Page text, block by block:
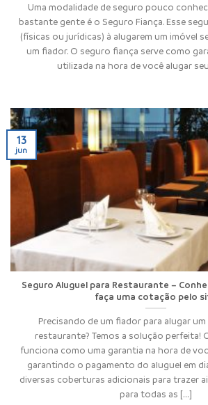
Uma modalidade de seguro pouco
bastante gente é o Seguro Fiança. Esse
(físicas ou jurídicas) à alugarem um imóvel
um fiador. O seguro fiança serve como
utilizada na hora de você alugar
Seguro Aluguel para Restaurante –
faça uma cotação pelo
Precisando de um fiador para alugar
restaurante? Temos a solução perfeita!
funciona como uma garantia na hora de
garantindo o pagamento do aluguel em
diversas coberturas adicionais para trazer
para todas as [...]
13
jun